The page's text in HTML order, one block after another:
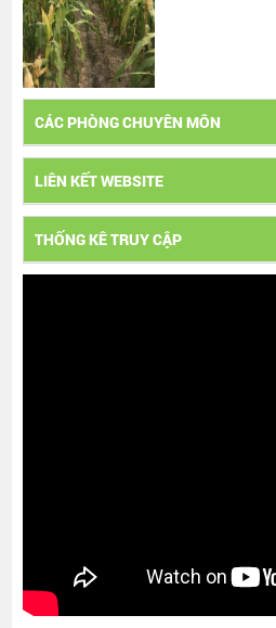
CÁC PHÒNG CHUYÊN MÔN
LIÊN KẾT WEBSITE
THỐNG KÊ TRUY CẬP